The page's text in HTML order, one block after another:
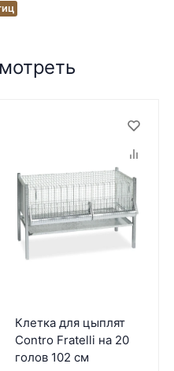
Клетка для цыплят
Contro Fratelli на 20
голов 102 см